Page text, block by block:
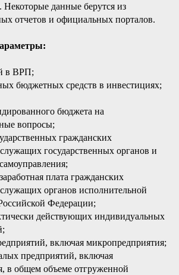
данные берутся из
отчетов и официальных порталов.
в ВРП;
бюджетных средств в инвестициях;
бюджета на
вопросы;
гражданских
государственных органов и
плата гражданских
органов исполнительной
Федерации;
действующих индивидуальных
включая микропредприятия;
предприятий, включая
в общем объеме отгруженной